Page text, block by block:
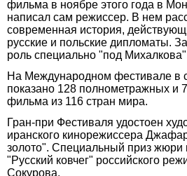
фильма в ноябре этого года в
написал сам режиссер. В нем
современная история,
русские и польские дипломаты.
роль специально "под
На Международном фестивале в
показано 128 полнометражных и
фильма из 116 стран мира.
Гран-при Фестиваля удостоен
иранского кинорежиссера
золото". Специальный приз жюри
"Русский ковчег" российского
Сокурова.